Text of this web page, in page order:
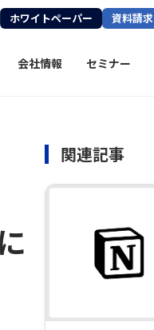
ホワイトペーパー 資料請求
会社情報 セミナー
関連記事